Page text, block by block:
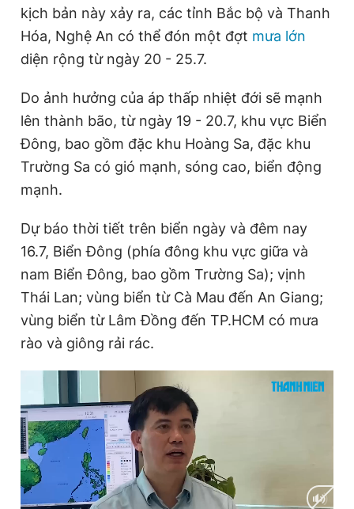
kịch bản này xảy ra, các tỉnh Bắc bộ và Thanh
Hóa, Nghệ An có thể đón một đợt mưa lớn
diện rộng từ ngày 20 - 25.7.
Do ảnh hưởng của áp thấp nhiệt đới sẽ mạnh
lên thành bão, từ ngày 19 - 20.7, khu vực Biển
Đông, bao gồm đặc khu Hoàng Sa, đặc khu
Trường Sa có gió mạnh, sóng cao, biển động
mạnh.
Dự báo thời tiết trên biển ngày và đêm nay
16.7, Biển Đông (phía đông khu vực giữa và
nam Biển Đông, bao gồm Trường Sa); vịnh
Thái Lan; vùng biển từ Cà Mau đến An Giang;
vùng biển từ Lâm Đồng đến TP.HCM có mưa
rào và giông rải rác.